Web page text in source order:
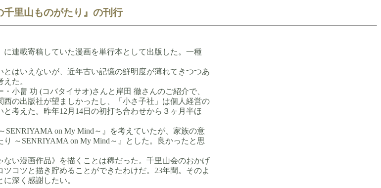
千里山ものがたり』の刊行
連載寄稿していた漫画を単行本として出版した。一種
はいえないが、近年古い記憶の鮮明度が薄れてきつつあ
た。
小畠 功 (コバタイサオ)さんと岸田 徹さんのご紹介で、
の出版社が望ましかったし、「小さ子社」は個人経営の
考えた。昨年12月14日の初打ち合わせから３ヶ月半ほ
on My Mind～』を考えていたが、家族の意
～SENRIYAMA on My Mind～』とした。良かったと思
い漫画作品》を描くことは稀だった。千里山会のおかげ
コツと描き貯めることができたわけだ。23年間。そのよ
深く感謝したい。